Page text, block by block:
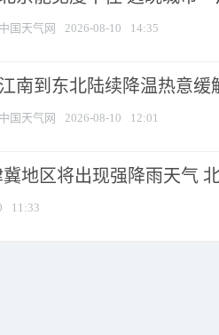
中国天气网 2026-08-10 14:35
江南到东北陆续降温热意缓
中国天气网 2026-08-10 12:01
冀地区将出现强降雨天气
11:33